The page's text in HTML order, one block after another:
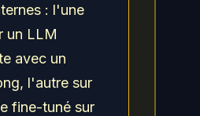
: l'une
un LLM
avec un
l'autre sur
fine-tuné sur